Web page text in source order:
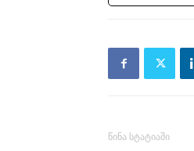
წინა სტატიაში